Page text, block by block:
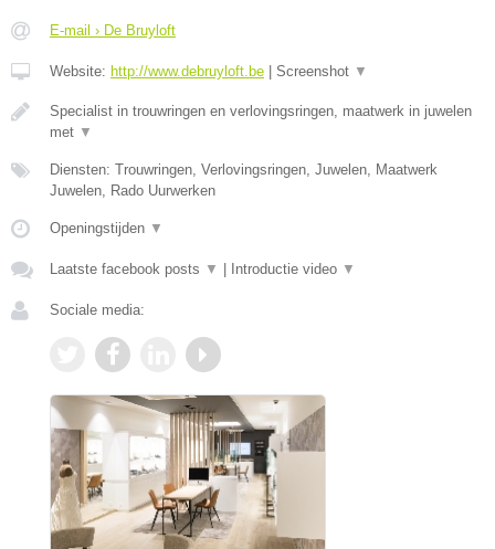
E-mail › De Bruyloft
Website: http://www.debruyloft.be Screenshot ▼
Specialist in trouwringen en verlovingsringen, maatwerk in juwelen
met ▼
Diensten: Trouwringen, Verlovingsringen, Juwelen, Maatwerk
Juwelen, Rado Uurwerken
Openingstijden ▼
Laatste facebook posts ▼ Introductie video ▼
Sociale media: